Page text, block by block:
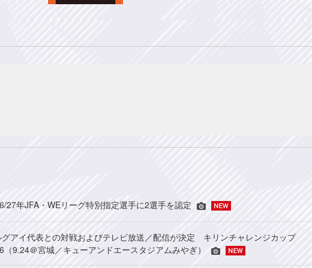
27年JFA・WEリーグ特別指定選手に2選手を認定
グアイ代表との対戦およびテレビ放送／配信が決定 キリンチャレンジカップ
（9.24＠宮城／キューアンドエースタジアムみやぎ）